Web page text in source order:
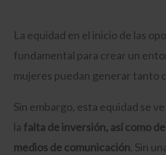
La equidad en el inicio de las
fundamental para crear un
mujeres puedan generar tanto
Sin embargo, esta equidad se
la falta de inversión, así como
medios de comunicación. Sin